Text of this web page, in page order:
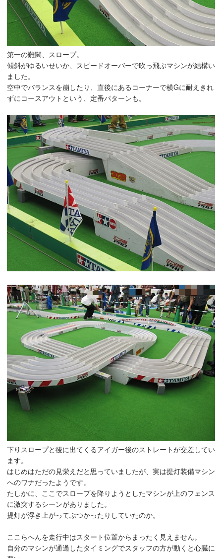
第一の難関、スロープ。
傾斜がゆるいせいか、スピードオーバーで吹っ飛ぶマシンが結構い
ました。
空中でバランスを崩したり、直後にあるコーナーで横Gに耐えきれ
ずにコースアウトという、定番パターンも。
下りスロープと後に出てくるアイガー後のストレートが交差してい
ます。
はじめはただの見栄えだと思っていましたが、実は提灯装備マシン
へのワナだったようです。
たしかに、ここでスロープを降りようとしたマシンが上のフェンス
に激突するシーンがありました。
提灯が浮き上がってぶつかったりしていたのか。
ここらへんを走行中はスタート位置からまったく見えません。
自分のマシンが通過したタイミングでスタッフの方が動くと心臓に